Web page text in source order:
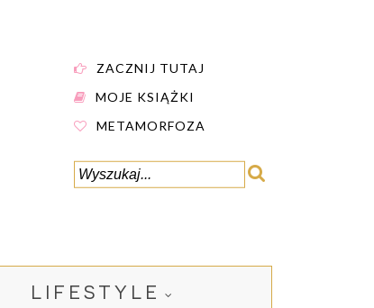
ZACZNIJ TUTAJ
MOJE KSIĄŻKI
METAMORFOZA
LIFESTYLE